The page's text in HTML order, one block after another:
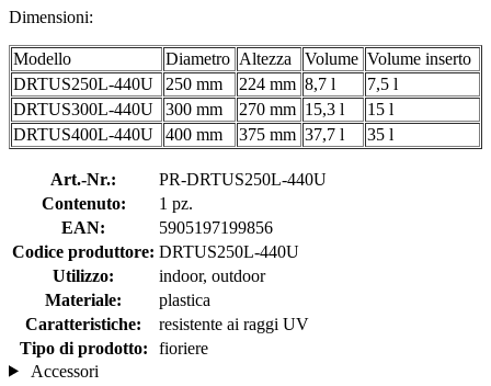
Dimensioni:
Modello Diametro Altezza Volume Volume inserto
DRTUS250L-440U
250 mm 224 mm 8,7 l
7,5 l
DRTUS300L-440U
300 mm 270 mm 15,3 l
15 l
DRTUS400L-440U
400 mm 375 mm 37,7 l 35 l
Art.-Nr.:
PR-DRTUS250L-440U
Contenuto:
1 pz.
EAN:
5905197199856
Codice produttore: DRTUS250L-440U
Utilizzo:
indoor, outdoor
Materiale:
plastica
Caratteristiche:
resistente ai raggi UV
Tipo di prodotto:
fioriere
Accessori